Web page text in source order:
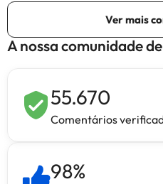
A nossa comunidade
55.670
Comentários
98%